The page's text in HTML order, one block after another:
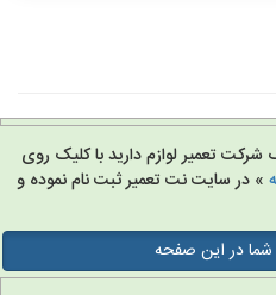
تعمیر لوازم دارید با کلیک روی
در سایت نت تعمیر ثبت نام نموده و
در این صفحه